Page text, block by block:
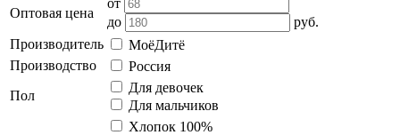
Оптовая цена
от
до
руб.
Производитель
МоёДитё
Производство
Россия
Пол
Для девочек
Для мальчиков
Хлопок 100%